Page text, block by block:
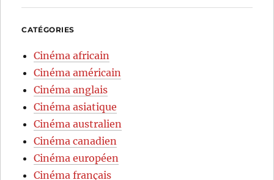
CATÉGORIES
Cinéma africain
Cinéma américain
Cinéma anglais
Cinéma asiatique
Cinéma australien
Cinéma canadien
Cinéma européen
Cinéma français